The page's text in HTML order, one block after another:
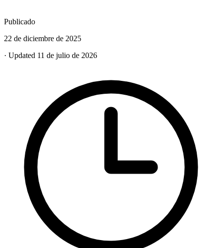
Publicado
22 de diciembre de 2025
· Updated 11 de julio de 2026